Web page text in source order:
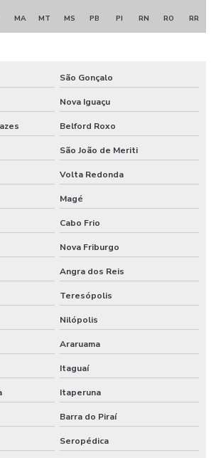
Para Indústria Em São Paulo
Din
Din Minas Gerais
Din Para Indústria
Indústria
Gerais
Em Minas Gerais
Flat Em Minas Gerais
Pneumática
Preta Óleo
Bomba De Concreto Mg
Boca De Forno Em São Paulo
Jato Areia Em Minas Gerais
MA MT MS PB PI RN RO RR
São Gonçalo
Nova Iguaçu
Belford Roxo
São João de Meriti
Volta Redonda
Magé
Cabo Frio
Nova Friburgo
Angra dos Reis
Teresópolis
Nilópolis
Araruama
Itaguaí
Itaperuna
Barra do Piraí
Seropédica